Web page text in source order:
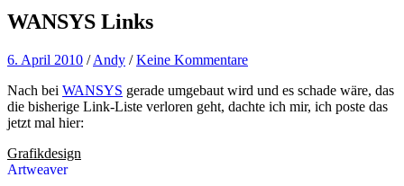
WANSYS Links
6. April 2010 /Andy /Keine Kommentare
Nach bei WANSYS gerade umgebaut wird und es schade wäre, das
die bisherige Link-Liste verloren geht, dachte ich mir, ich poste das
jetzt mal hier:
Grafikdesign
Artweaver